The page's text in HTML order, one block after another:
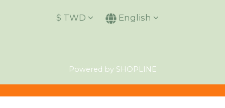
$ TWD English
Powered by SHOPLINE